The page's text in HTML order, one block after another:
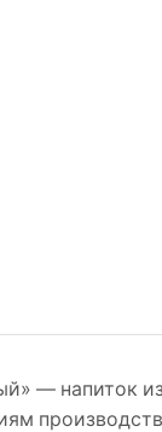
— напиток